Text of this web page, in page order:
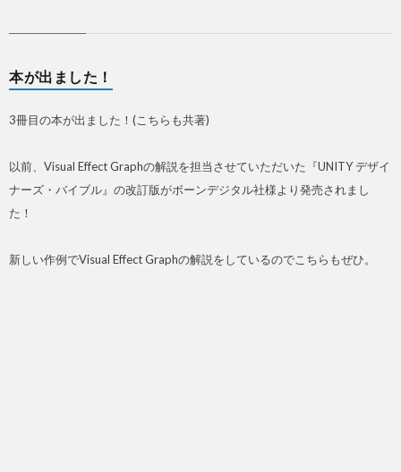
本が出ました！
3冊目の本が出ました！(こちらも共著)
以前、Visual Effect Graphの解説を担当させていただいた『UNITY デザイ
ナーズ・バイブル』の改訂版がボーンデジタル社様より発売されまし
た！
新しい作例でVisual Effect Graphの解説をしているのでこちらもぜひ。